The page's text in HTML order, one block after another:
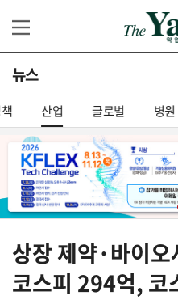
뉴스
산업 글로벌 병
상장 제약·바이
코스피 294억, 코